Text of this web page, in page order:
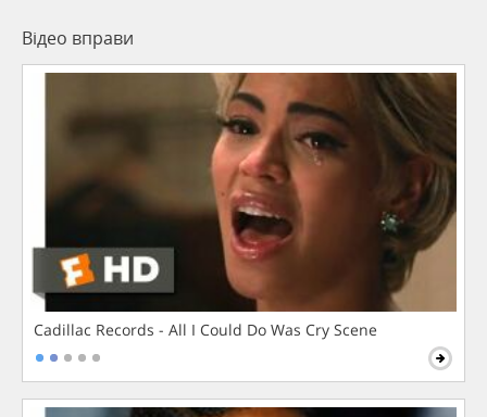
Відео вправи
Cadillac Records - All I Could Do Was Cry Scene